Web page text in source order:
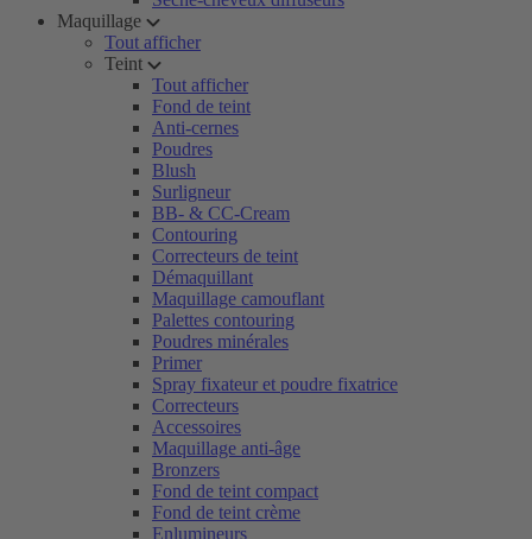
Maquillage
Tout afficher
Teint
Tout afficher
Fond de teint
Anti-cernes
Poudres
Blush
Surligneur
BB- & CC-Cream
Contouring
Correcteurs de teint
Démaquillant
Maquillage camouflant
Palettes contouring
Poudres minérales
Primer
Spray fixateur et poudre fixatrice
Correcteurs
Accessoires
Maquillage anti-âge
Bronzers
Fond de teint compact
Fond de teint crème
Enlumineurs